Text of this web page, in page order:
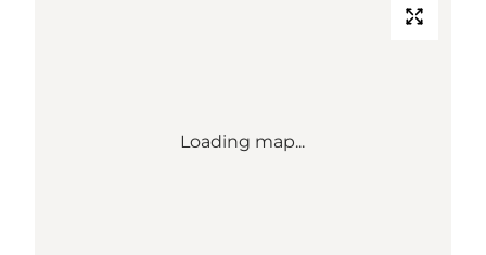
Loading map...